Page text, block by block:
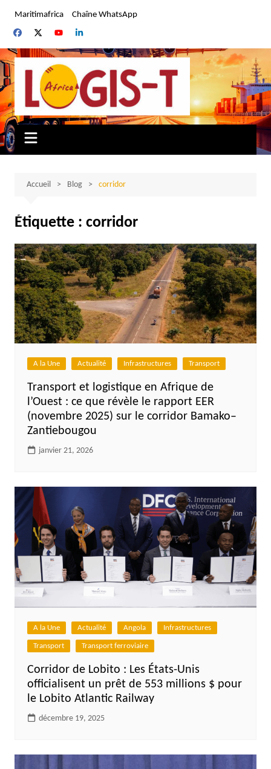
contenu
Maritimafrica Chaîne WhatsApp
Accueil Blog corridor
Étiquette : corridor
A la Une Actualité Infrastructures Transport
Transport et logistique en Afrique de
l’Ouest : ce que révèle le rapport EER
(novembre 2025) sur le corridor Bamako–
Zantiebougou
janvier 21, 2026
A la Une Actualité Angola Infrastructures
Transport Transport ferroviaire
Corridor de Lobito : Les États-Unis
officialisent un prêt de 553 millions $ pour
le Lobito Atlantic Railway
décembre 19, 2025